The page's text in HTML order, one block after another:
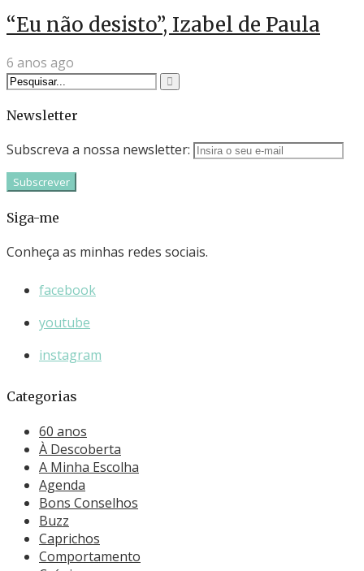
“Eu não desisto”, Izabel de Paula
6 anos ago
Newsletter
Subscreva a nossa newsletter:
Siga-me
Conheça as minhas redes sociais.
facebook
youtube
instagram
Categorias
60 anos
À Descoberta
A Minha Escolha
Agenda
Bons Conselhos
Buzz
Caprichos
Comportamento